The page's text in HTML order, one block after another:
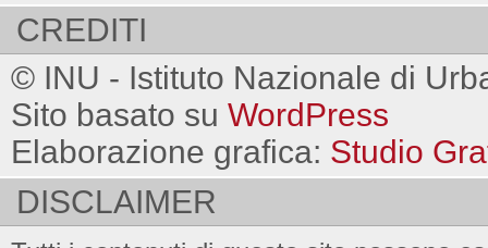
CREDITI
© INU - Istituto Nazionale di
Sito basato su WordPress
Elaborazione grafica: Studio
DISCLAIMER